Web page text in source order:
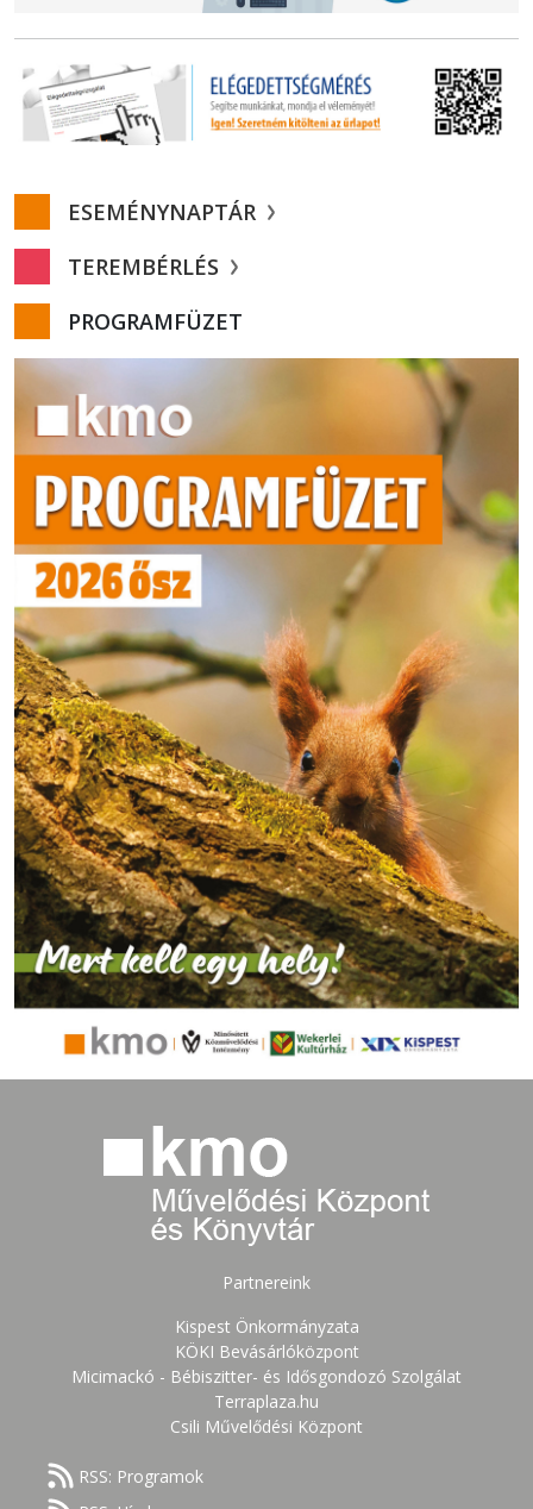
ESEMÉNYNAPTÁR
TEREMBÉRLÉS
PROGRAMFÜZET
Partnereink
Kispest Önkormányzata
KÖKI Bevásárlóközpont
Micimackó - Bébiszitter- és Idősgondozó Szolgálat
Terraplaza.hu
Csili Művelődési Központ
RSS: Programok